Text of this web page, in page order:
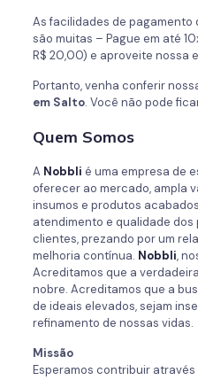
As facilidades de pagamento
são muitas – Pague em até
R$ 20,00) e aproveite nossa
Portanto, venha conferir
em Salto. Você não pode
Quem Somos
A Nobbli é uma empresa de
oferecer ao mercado, ampla
insumos e produtos
atendimento e qualidade
clientes, prezando por um
melhoria contínua. Nobbli,
Acreditamos que a
nobre. Acreditamos que a
de ideais elevados, sejam
refinamento de nossas vidas.
Missão
Esperamos contribuir